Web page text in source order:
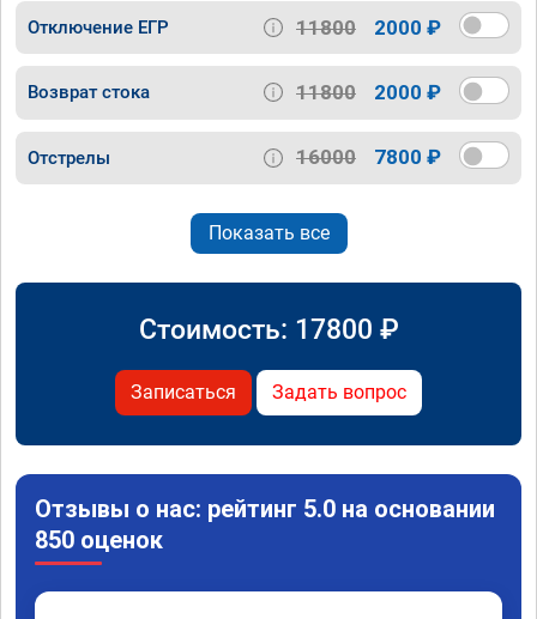
Отключение ЕГР 11800 2000 ₽
Возврат стока 11800 2000 ₽
Отстрелы 16000 7800 ₽
Показать все
Стоимость: 17800 ₽
Записаться Задать вопрос
Отзывы о нас: рейтинг 5.0 на основании
850 оценок